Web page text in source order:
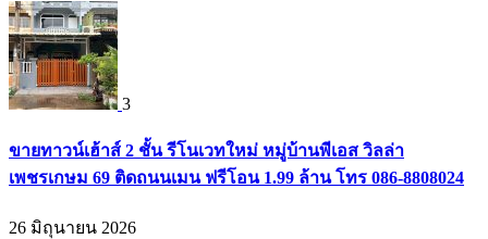
3
ขายทาวน์เฮ้าส์ 2 ชั้น รีโนเวทใหม่ หมู่บ้านพีเอส วิลล่า
เพชรเกษม 69 ติดถนนเมน ฟรีโอน 1.99 ล้าน โทร 086-8808024
26 มิถุนายน 2026